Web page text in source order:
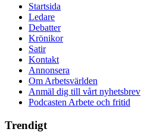
Startsida
Ledare
Debatter
Krönikor
Satir
Kontakt
Annonsera
Om Arbetsvärlden
Anmäl dig till vårt nyhetsbrev
Podcasten Arbete och fritid
Trendigt